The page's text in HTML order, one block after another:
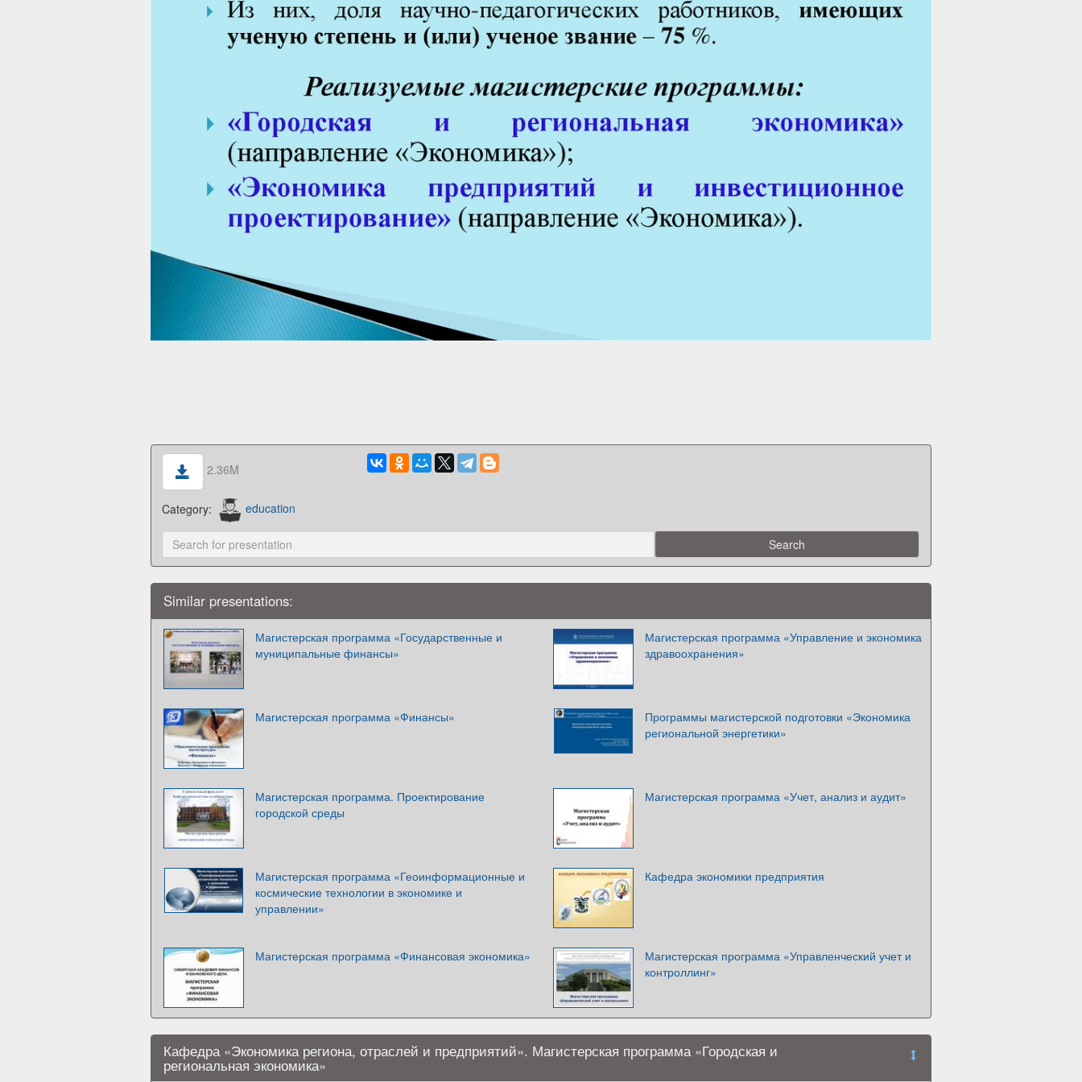
2.36M
Category: education
Similar presentations:
Магистерская программа «Государственные и
муниципальные финансы»
Магистерская программа «Управление и экономика
здравоохранения»
Магистерская программа «Финансы»
Программы магистерской подготовки «Экономика
региональной энергетики»
Магистерская программа. Проектирование
городской среды
Магистерская программа «Учет, анализ и аудит»
Магистерская программа «Геоинформационные и
космические технологии в экономике и
управлении»
Кафедра экономики предприятия
Магистерская программа «Финансовая экономика»
Магистерская программа «Управленческий учет и
контроллинг»
Кафедра «Экономика региона, отраслей и предприятий». Магистерская программа «Городская и
региональная экономика»